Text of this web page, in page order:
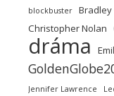
blockbuster
Christopher Nolan
dráma
Jennifer Lawrence